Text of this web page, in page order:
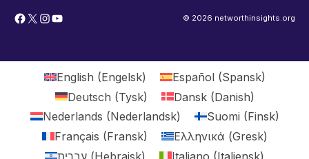
Facebook
X Instagram
YouTube © 2026 networthinsights.org
English (Engelsk) Español(Spansk)
Deutsch (Tysk) Dansk(Danish)
Nederlands (Nederlandsk) Suomi (Finsk)
Français (Fransk) Ελληνικά (Gresk)
עברית (Hebraisk) Italiano (Italiensk)